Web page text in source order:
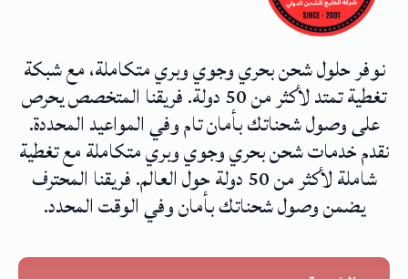
نوفر حلول شحن بحري وجوي وبري متكاملة، مع شبكة
تغطية تمتد لأكثر من 50 دولة. فريقنا المتخصص يحرص
على وصول شحناتك بأمان تام وفي المواعيد المحددة.
نقدم خدمات شحن بحري وجوي وبري متكاملة مع تغطية
شاملة لأكثر من 50 دولة حول العالم. فريقنا المحترف
يضمن وصول شحناتك بأمان وفي الوقت المحدد.